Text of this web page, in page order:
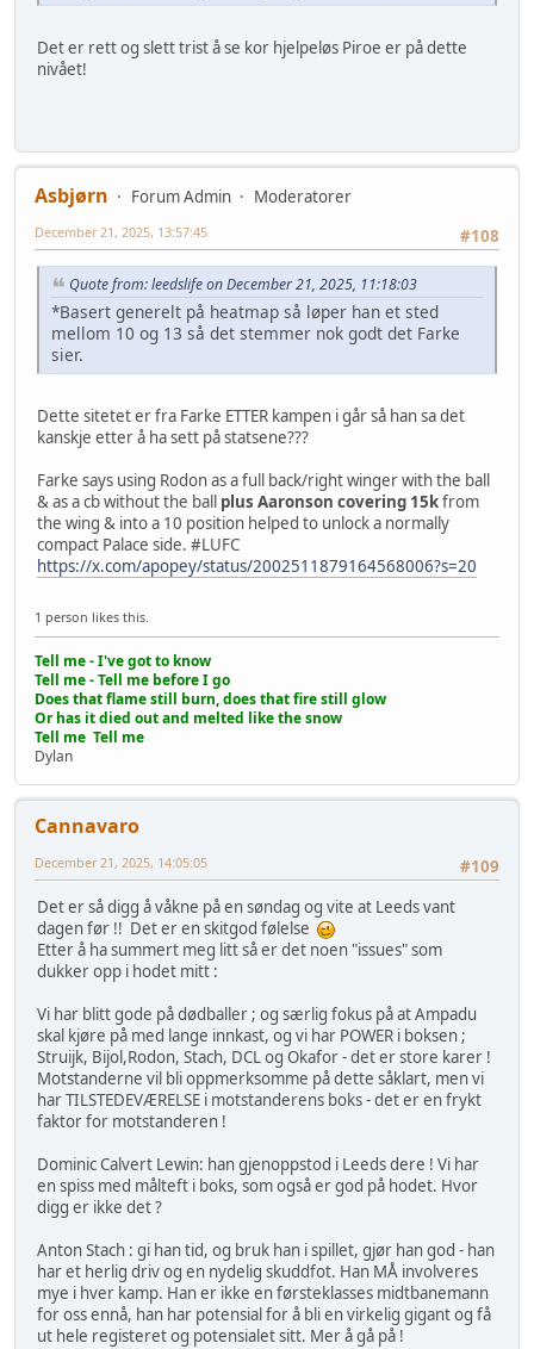
Det er rett og slett trist å se kor hjelpeløs Piroe er på dette
nivået!
Asbjørn Forum Admin
Moderatorer
#108
December 21, 2025, 13:57:45
Quote from: leedslife on December 21, 2025, 11:18:03
*Basert generelt på heatmap så løper han et sted
mellom 10 og 13 så det stemmer nok godt det Farke
sier.
Dette sitetet er fra Farke ETTER kampen i går så han sa det
kanskje etter å ha sett på statsene???
Farke says using Rodon as a full back/right winger with the ball
& as a cb without the ball plus Aaronson covering 15kfrom
the wing & into a 10 position helped to unlock a normally
compact Palace side. #LUFC
https://x.com/apopey/status/2002511879164568006?s=20
1 person likes this.
Tell me - I've got to know
Tell me - Tell me before I go
Does that flame still burn, does that fire still glow
Or has it died out and melted like the snow
Tell me Tell me
Dylan
Cannavaro
#109
December 21, 2025, 14:05:05
Det er så digg å våkne på en søndag og vite at Leeds vant
dagen før !! Det er en skitgod følelse
Etter å ha summert meg litt så er det noen "issues" som
dukker opp i hodet mitt :
Vi har blitt gode på dødballer ; og særlig fokus på at Ampadu
skal kjøre på med lange innkast, og vi har POWER i boksen ;
Struijk, Bijol,Rodon, Stach, DCL og Okafor - det er store karer !
Motstanderne vil bli oppmerksomme på dette såklart, men vi
har TILSTEDEVÆRELSE i motstanderens boks - det er en frykt
faktor for motstanderen !
Dominic Calvert Lewin: han gjenoppstod i Leeds dere ! Vi har
en spiss med målteft i boks, som også er god på hodet. Hvor
digg er ikke det ?
Anton Stach : gi han tid, og bruk han i spillet, gjør han god - han
har et herlig driv og en nydelig skuddfot. Han MÅ involveres
mye i hver kamp. Han er ikke en førsteklasses midtbanemann
for oss ennå, han har potensial for å bli en virkelig gigant og få
ut hele registeret og potensialet sitt. Mer å gå på !